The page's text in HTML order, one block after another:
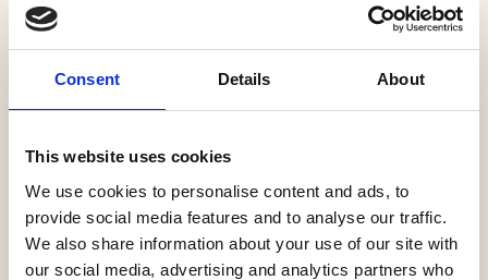
Consent Details About
This website uses cookies
We use cookies to personalise content and ads, to
provide social media features and to analyse our traffic.
We also share information about your use of our site with
our social media, advertising and analytics partners who
Geertruidenberg, Geertruidskerk
Open dag Geertruidskerk
Er komen 3 organisten het orgel bespelen:
Van 10.00 tot 11.00 of 11.30 uur zal Sander Blok